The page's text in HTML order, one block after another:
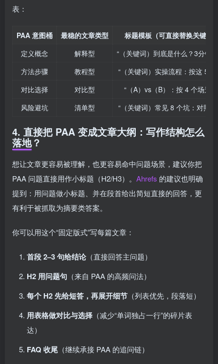
表：
PAA 意图桶 最稳的文章类型
标题模板（可直接替换关键词
定义概念
解释型
“（关键词）到底是什么？3分钟
方法步骤
教程型
“（关键词）实操流程：按这 5 步
对比选择
对比型
“（A）vs（B）：按 4 个场景
风险避坑
清单型 “（关键词）常见 8 个坑：对照自
4. 直接把 PAA 变成文章大纲：写作结构怎么
落地？
想让文章更容易被理解，也更容易命中问题场景，建议你把
PAA 问题直接用作小标题（H2/H3）。 Ahrefs 的建议也明确
提到：用问题做小标题、并在段首给出简短直接的回答，更
有利于被抓取为摘要类答案。
你可以用这个“固定版式”写每篇文章：
首段 2–3 句给结论（直接回答主问题）
H2 用问题句 （来自 PAA 的高频问法）
每个 H2 先给短答，再展开细节 （列表优先，段落短）
用表格做对比与选择 （减少“单词独占一行”的碎片表
达）
FAQ 收尾 （继续承接 PAA 的追问链）